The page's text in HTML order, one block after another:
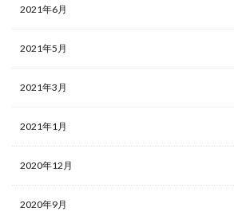
2021年6月
2021年5月
2021年3月
2021年1月
2020年12月
2020年9月